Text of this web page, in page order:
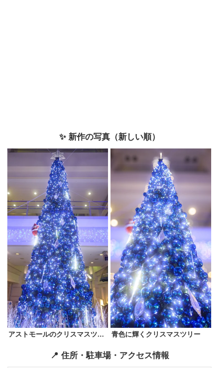
✨ 新作の写真（新しい順）
アストモールのクリスマスツリー 青色に輝くクリスマスツリー
📍 住所・駐車場・アクセス情報